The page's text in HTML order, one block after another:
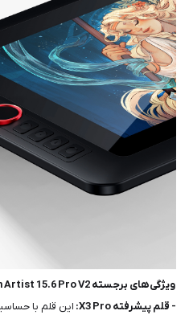
ویژگی‌های برجسته XP-Pen Artist 15.6 Pro V2
- قلم پیشرفته X3 Pro: